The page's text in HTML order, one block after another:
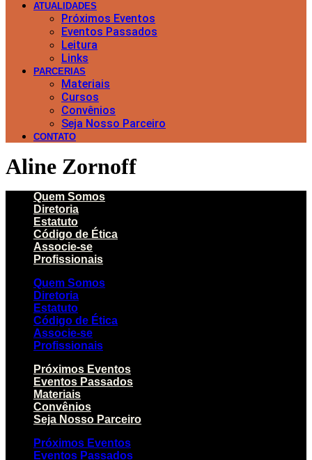
ATUALIDADES
Próximos Eventos
Eventos Passados
Leitura
Links
PARCERIAS
Materiais
Cursos
Convênios
Seja Nosso Parceiro
CONTATO
Aline Zornoff
Quem Somos
Diretoria
Estatuto
Código de Ética
Associe-se
Profissionais
Quem Somos
Diretoria
Estatuto
Código de Ética
Associe-se
Profissionais
Próximos Eventos
Eventos Passados
Materiais
Convênios
Seja Nosso Parceiro
Próximos Eventos
Eventos Passados